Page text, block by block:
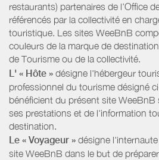
restaurants) partenaires de l’Office
référencés par la collectivité en
touristique. Les sites WeeBnB
couleurs de la marque de
de Tourisme ou de la collectivité.
L' « Hôte » désigne l'hébergeur
professionnel du tourisme désigné
bénéficient du présent site
ses prestations et de l'information
destination.
Le « Voyageur » désigne
site WeeBnB dans le but de